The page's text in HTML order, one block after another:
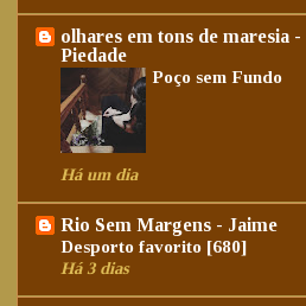
olhares em tons de maresia -
Piedade
Poço sem Fundo
Há um dia
Rio Sem Margens - Jaime
Desporto favorito [680]
Há 3 dias